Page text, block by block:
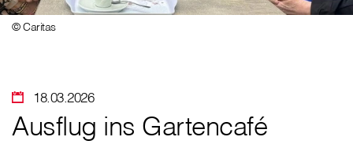
© Caritas
18.03.2026
Ausflug ins Gartencafé